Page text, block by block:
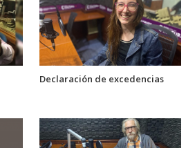
Declaración de excedencias